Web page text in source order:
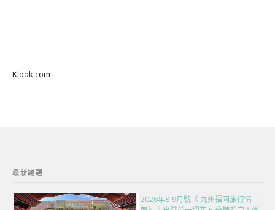
Klook.com
最新議題
2026年8-9月號《 九州福岡旅行情